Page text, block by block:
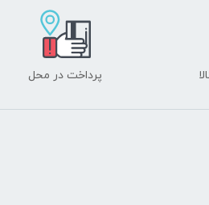
پرداخت در محل